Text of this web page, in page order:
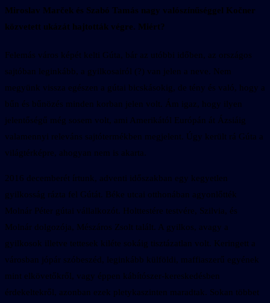
Miroslav Marček és Szabó Tamás nagy valószínűséggel Kočner
közvetett ukázát hajtották végre. Miért?
Felemás város képét kelti Gúta, bár az utóbbi időben, az országos
sajtóban leginkább, a gyilkosairól (?) van jelen a neve. Nem
megyünk vissza egészen a gútai bicskásokig, de tény és való, hogy a
bűn és bűnözés minden korban jelen volt. Ám igaz, hogy ilyen
jelentőségű még sosem volt, ami Amerikától Európán át Ázsiáig
valamennyi releváns sajtótermékben megjelent. Úgy került rá Gúta a
világtérképre, ahogyan nem is akarta.
2016 decemberét írtunk, adventi időszakban egy kegyetlen
gyilkosság rázta fel Gútát. Béke utcai otthonában agyonlőtték
Molnár Péter gútai vállalkozót. Holttestére testvére, Szilvia, és
Molnár dolgozója, Mészáros Zsolt talált. A gyilkos, avagy a
gyilkosok illetve tettesek kiléte sokáig tisztázatlan volt. Keringett a
városban jópár szóbeszéd, leginkább külföldi, maffiaszerű egyének
mint elkövetőkről, vagy éppen kábítószer-kereskedésben
érdekeltekről, azonban ezek pletykaszinten maradtak. Sokan többet